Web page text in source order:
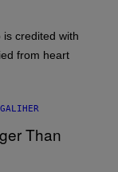
credited with
from heart